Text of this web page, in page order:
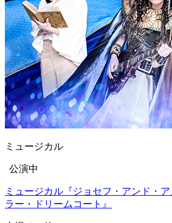
ミュージカル
公演中
ミュージカル『ジョセフ・アンド・
ラー・ドリームコート』